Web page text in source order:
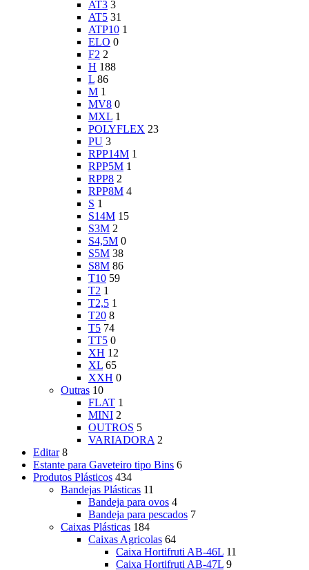
AT3 3
AT5 31
ATP10 1
ELO 0
F2 2
H 188
L 86
M 1
MV8 0
MXL 1
POLYFLEX 23
PU 3
RPP14M 1
RPP5M 1
RPP8 2
RPP8M 4
S 1
S14M 15
S3M 2
S4,5M 0
S5M 38
S8M 86
T10 59
T2 1
T2,5 1
T20 8
T5 74
TT5 0
XH 12
XL 65
XXH 0
Outras 10
FLAT 1
MINI 2
OUTROS 5
VARIADORA 2
Editar 8
Estante para Gaveteiro tipo Bins 6
Produtos Plásticos 434
Bandejas Plásticas 11
Bandeja para ovos 4
Bandeja para pescados 7
Caixas Plásticas 184
Caixas Agricolas 64
Caixa Hortifruti AB-46L 11
Caixa Hortifruti AB-47L 9